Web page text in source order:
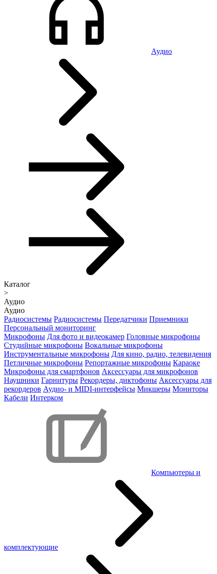
Аудио
Каталог
>
Аудио
Аудио
Радиосистемы Радиосистемы Передатчики Приемники
Персональный мониторинг
Микрофоны Для фото и видеокамер Головные микрофоны
Студийные микрофоны Вокальные микрофоны
Инструментальные микрофоны Для кино, радио, телевидения
Петличные микрофоны Репортажные микрофоны Караоке
Микрофоны для смартфонов Аксессуары для микрофонов
Наушники Гарнитуры Рекордеры, диктофоны Аксессуары для
рекордеров Аудио- и MIDI-интерфейсы Микшеры Мониторы
Кабели Интерком
Компьютеры и
комплектующие